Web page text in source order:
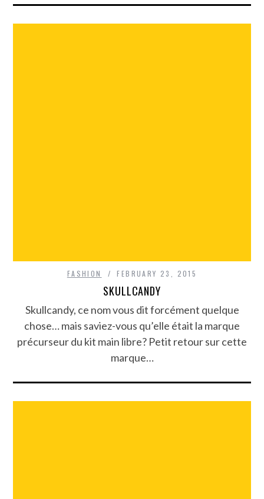
FASHION FEBRUARY 23, 2015
SKULLCANDY
Skullcandy, ce nom vous dit forcément quelque
chose… mais saviez-vous qu’elle était la marque
précurseur du kit main libre? Petit retour sur cette
marque…